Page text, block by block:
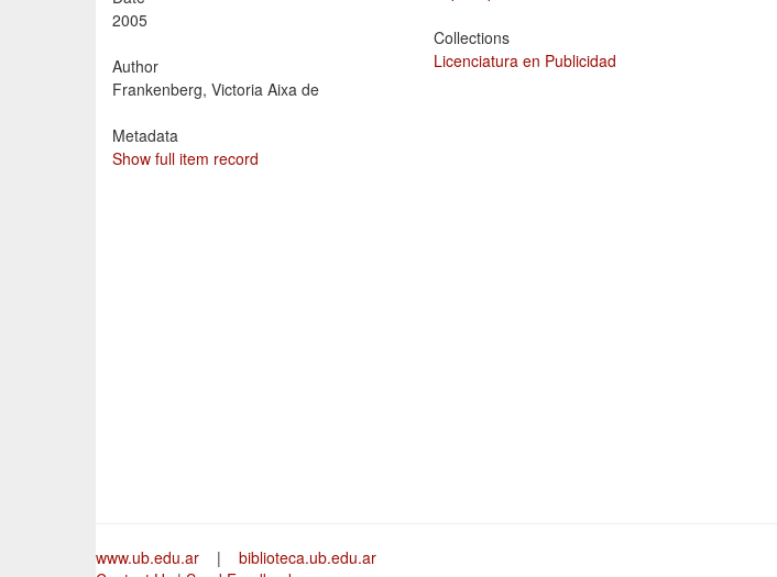
2005
Author
Frankenberg, Victoria Aixa de
Metadata
Show full item record
Collections
Licenciatura en Publicidad
www.ub.edu.ar | biblioteca.ub.edu.ar